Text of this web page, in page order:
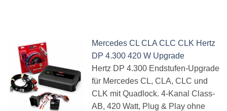
Mercedes CL CLA CLC CLK Hertz
DP 4.300 420 W Upgrade
Hertz DP 4.300 Endstufen-Upgrade
für Mercedes CL, CLA, CLC und
CLK mit Quadlock. 4-Kanal Class-
AB, 420 Watt, Plug & Play ohne